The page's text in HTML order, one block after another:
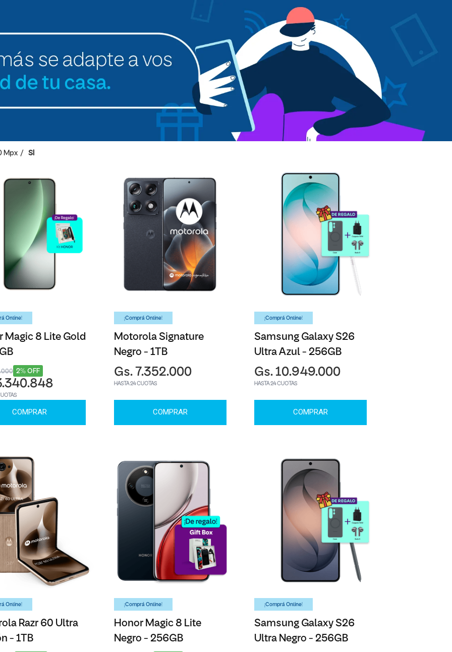
Mpx SI
Online!
Magic 8 Lite Gold
2% OFF
COMPRAR
¡Comprá Online!
Motorola Signature
Negro - 1TB
Gs. 7.352.000
HASTA 24 CUOTAS
COMPRAR
¡Comprá Online!
Samsung Galaxy S26
Ultra Azul - 256GB
Gs. 10.949.000
HASTA 24 CUOTAS
COMPRAR
Online!
Razr 60 Ultra
- 1TB
¡Comprá Online!
Honor Magic 8 Lite
Negro - 256GB
¡Comprá Online!
Samsung Galaxy S26
Ultra Negro - 256GB